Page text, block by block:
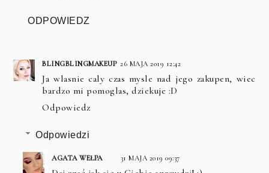
ODPOWIEDZ
BLINGBLINGMAKEUP 26 MAJA 2019 12:42
Ja wlasnie caly czas mysle nad jego zakupen, wiec
bardzo mi pomoglas, dziekuje :D
Odpowiedz
Odpowiedzi
AGATA WEŁPA 31 MAJA 2019 09:37